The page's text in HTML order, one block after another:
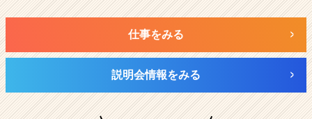
仕事をみる
説明会情報をみる